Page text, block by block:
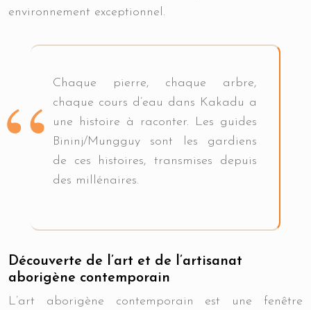
environnement exceptionnel.
Chaque pierre, chaque arbre,
chaque cours d’eau dans Kakadu a
une histoire à raconter. Les guides
Bininj/Mungguy sont les gardiens
de ces histoires, transmises depuis
des millénaires.
Découverte de l’art et de l’artisanat
aborigène contemporain
L’art aborigène contemporain est une fenêtre